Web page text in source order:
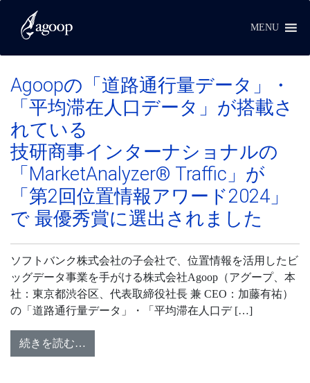
MENU
サービス
Agoopの「道路通行量データ」・
「平均滞在人口データ」が搭載さ
れている
技研商事インターナショナルの
「MarketAnalyzer® Traffic」が
「第2回位置情報アワード2024」
で 最優秀賞に選出されました
ソフトバンク株式会社の子会社で、位置情報を活用したビ
ッグデータ事業を手がける株式会社Agoop（アグープ、本
社：東京都渋谷区、代表取締役社長 兼 CEO：加藤有祐）
の「道路通行量データ」・「平均滞在人口デ […]
続きを読む…